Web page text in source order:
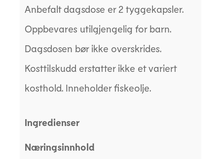
Anbefalt dagsdose er 2 tyggekapsler.
Oppbevares utilgjengelig for barn.
Dagsdosen bør ikke overskrides.
Kosttilskudd erstatter ikke et variert
kosthold. Inneholder fiskeolje.
Ingredienser
Næringsinnhold